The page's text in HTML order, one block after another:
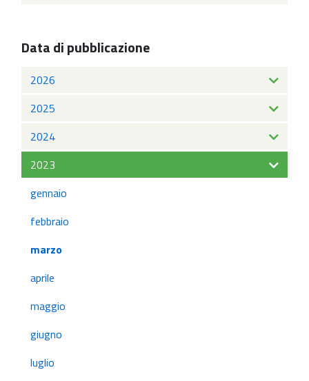
Data di pubblicazione
2026
2025
2024
2023
gennaio
febbraio
marzo
aprile
maggio
giugno
luglio